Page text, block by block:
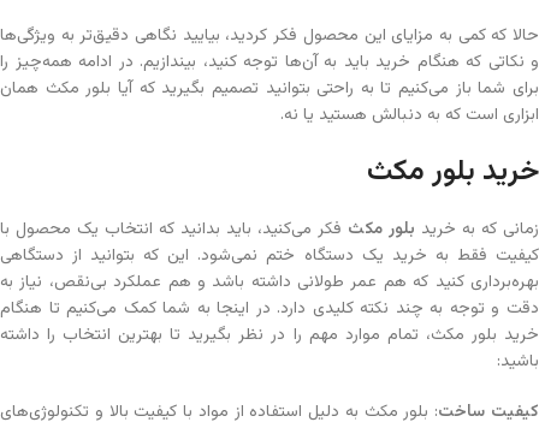
حالا که کمی به مزایای این محصول فکر کردید، بیایید نگاهی دقیق‌تر به ویژگی‌ها
و نکاتی که هنگام خرید باید به آن‌ها توجه کنید، بیندازیم. در ادامه همه‌چیز را
برای شما باز می‌کنیم تا به راحتی بتوانید تصمیم بگیرید که آیا بلور مکث همان
ابزاری است که به دنبالش هستید یا نه.
خرید بلور مکث
زمانی که به خرید بلور مکث فکر می‌کنید، باید بدانید که انتخاب یک محصول با
کیفیت فقط به خرید یک دستگاه ختم نمی‌شود. این که بتوانید از دستگاهی
بهره‌برداری کنید که هم عمر طولانی داشته باشد و هم عملکرد بی‌نقص، نیاز به
دقت و توجه به چند نکته کلیدی دارد. در اینجا به شما کمک می‌کنیم تا هنگام
خرید بلور مکث، تمام موارد مهم را در نظر بگیرید تا بهترین انتخاب را داشته
باشید:
کیفیت ساخت: بلور مکث به دلیل استفاده از مواد با کیفیت بالا و تکنولوژی‌های